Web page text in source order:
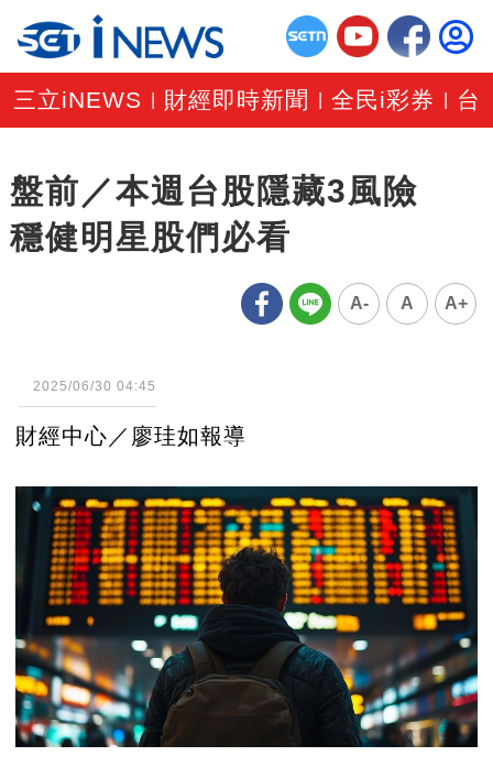
三立iNEWS 財經即時新聞 |全民i彩券 台
盤前／本週台股隱藏3風險
穩健明星股們必看
A- A A+
2025/06/30 04:45
財經中心／廖珪如報導